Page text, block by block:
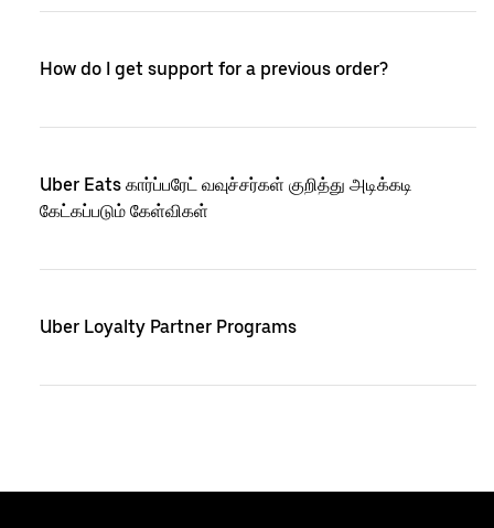
How do I get support for a previous order?
Uber Eats கார்ப்பரேட் வவுச்சர்கள் குறித்து அடிக்கடி
கேட்கப்படும் கேள்விகள்
Uber Loyalty Partner Programs